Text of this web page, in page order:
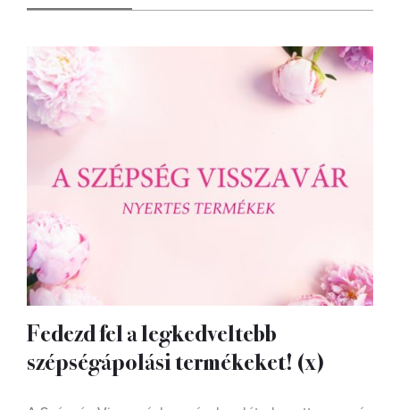
Fedezd fel a legkedveltebb
szépségápolási termékeket! (x)